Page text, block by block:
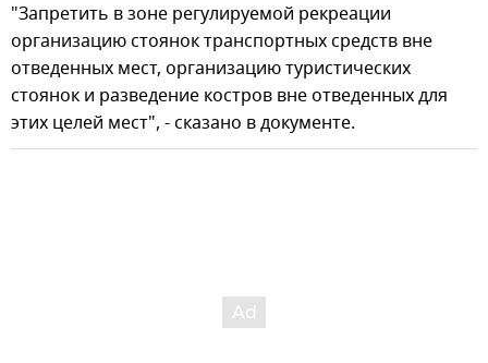
"Запретить в зоне регулируемой рекреации
организацию стоянок транспортных средств вне
отведенных мест, организацию туристических
стоянок и разведение костров вне отведенных для
этих целей мест", - сказано в документе.